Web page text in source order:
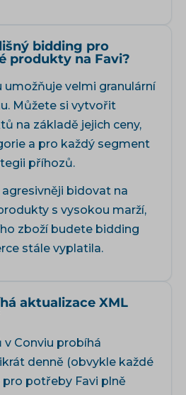
bidding pro
produkty na Favi?
umožňuje velmi granulární
Můžete si vytvořit
na základě jejich ceny,
a pro každý segment
příhozů.
bidovat na
s vysokou marží,
zboží budete bidding
stále vyplatila.
aktualizace XML
Conviu probíhá
denně (obvykle každé
pro potřeby Favi plně